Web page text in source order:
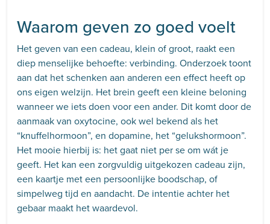
Waarom geven zo goed voelt
Het geven van een cadeau, klein of groot, raakt een
diep menselijke behoefte: verbinding. Onderzoek toont
aan dat het schenken aan anderen een effect heeft op
ons eigen welzijn. Het brein geeft een kleine beloning
wanneer we iets doen voor een ander. Dit komt door de
aanmaak van oxytocine, ook wel bekend als het
“knuffelhormoon”, en dopamine, het “gelukshormoon”.
Het mooie hierbij is: het gaat niet per se om wát je
geeft. Het kan een zorgvuldig uitgekozen cadeau zijn,
een kaartje met een persoonlijke boodschap, of
simpelweg tijd en aandacht. De intentie achter het
gebaar maakt het waardevol.